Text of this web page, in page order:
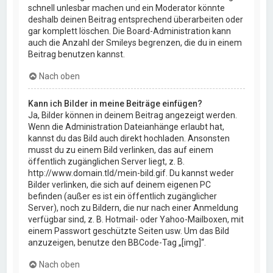
schnell unlesbar machen und ein Moderator könnte
deshalb deinen Beitrag entsprechend überarbeiten oder
gar komplett löschen. Die Board-Administration kann
auch die Anzahl der Smileys begrenzen, die du in einem
Beitrag benutzen kannst.
Nach oben
Kann ich Bilder in meine Beiträge einfügen?
Ja, Bilder können in deinem Beitrag angezeigt werden.
Wenn die Administration Dateianhänge erlaubt hat,
kannst du das Bild auch direkt hochladen. Ansonsten
musst du zu einem Bild verlinken, das auf einem
öffentlich zugänglichen Server liegt, z. B.
http://www.domain.tld/mein-bild.gif. Du kannst weder
Bilder verlinken, die sich auf deinem eigenen PC
befinden (außer es ist ein öffentlich zugänglicher
Server), noch zu Bildern, die nur nach einer Anmeldung
verfügbar sind, z. B. Hotmail- oder Yahoo-Mailboxen, mit
einem Passwort geschützte Seiten usw. Um das Bild
anzuzeigen, benutze den BBCode-Tag „[img]“.
Nach oben